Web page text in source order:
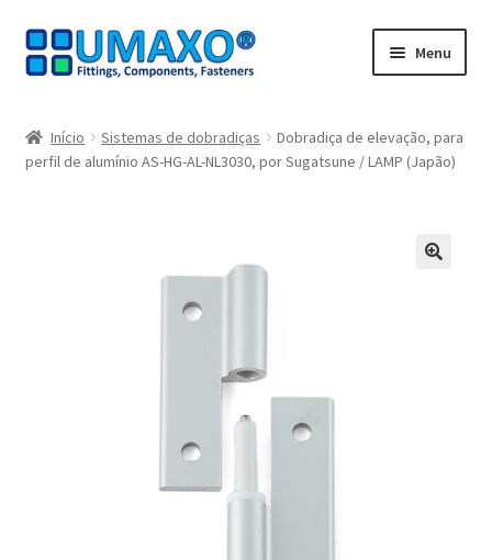
Ir
para
Saltar
para
Menu
A minha conta
Carrinho de compras
Início Sistemas de dobradiças
Dobradiça de elevação, para
perfil de alumínio AS-HG-AL-NL3030, por Sugatsune / LAMP (Japão)